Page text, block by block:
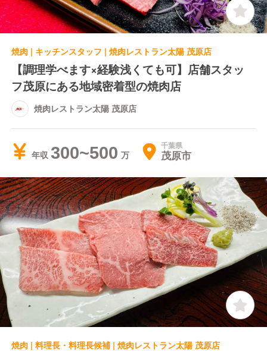
焼肉 | キッチンスタッフ | 焼肉レストラン太陽 茂原店
【調理学べます×経験浅くても可】店舗スタッ
フ茂原にある地域密着型の焼肉店
焼肉レストラン太陽 茂原店
年収 300~500 千葉県
茂原市
焼肉 | 料理長・料理長候補 | 焼肉レストラン太陽 茂原店